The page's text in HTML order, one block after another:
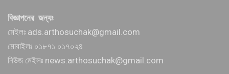
বিজ্ঞাপনের জন্যঃ
মেইলঃ ads.arthosuchak@gmail.com
মোবাইলঃ ০১৮৭১ ০১৭০২৪
নিউজ মেইলঃ news.arthosuchak@gmail.com